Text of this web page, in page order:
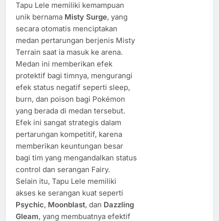
Tapu Lele memiliki kemampuan
unik bernama Misty Surge, yang
secara otomatis menciptakan
medan pertarungan berjenis Misty
Terrain saat ia masuk ke arena.
Medan ini memberikan efek
protektif bagi timnya, mengurangi
efek status negatif seperti sleep,
burn, dan poison bagi Pokémon
yang berada di medan tersebut.
Efek ini sangat strategis dalam
pertarungan kompetitif, karena
memberikan keuntungan besar
bagi tim yang mengandalkan status
control dan serangan Fairy.
Selain itu, Tapu Lele memiliki
akses ke serangan kuat seperti
Psychic, Moonblast, dan Dazzling
Gleam, yang membuatnya efektif